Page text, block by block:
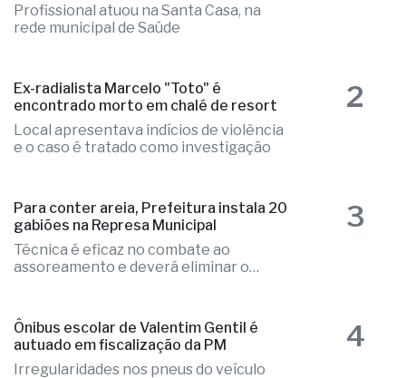
Profissional atuou na Santa Casa, na
rede municipal de Saúde
Ex-radialista Marcelo "Toto" é
encontrado morto em chalé de resort
Local apresentava indícios de violência
e o caso é tratado como investigação
2
Para conter areia, Prefeitura instala 20
gabiões na Represa Municipal
Técnica é eficaz no combate ao
assoreamento e deverá eliminar o
3
Ônibus escolar de Valentim Gentil é
autuado em fiscalização da PM
Irregularidades nos pneus do veículo
4